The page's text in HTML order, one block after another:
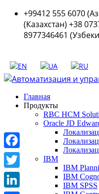
+99412 555 6070
(Казахстан) +38
8977346461
Главная
Продукты
RBC HCM
Oracle JD
IBM
IBM
IBM
IBM SPSS
Facebook
Twitter